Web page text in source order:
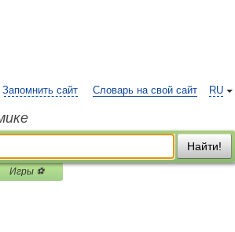
RU
Запомнить сайт Словарь на свой сайт
Найти!
Игры ⚽